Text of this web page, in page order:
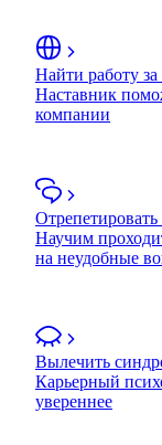
Найти работу
Наставник
компании
Научим
на неудобные
Вылечить
Карьерный
увереннее